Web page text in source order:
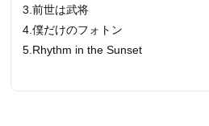
3.前世は武将
4.僕だけのフォトン
5.Rhythm in the Sunset